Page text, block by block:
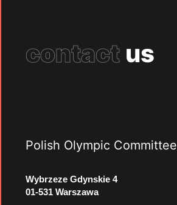
contact us
Polish Olympic Committee
Wybrzeze Gdynskie 4
01-531 Warszawa